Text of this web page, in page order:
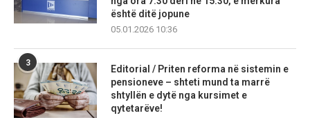
është ditë jopune
05.01.2026 10:36
3
Editorial / Priten reforma në sistemin e
pensioneve – shteti mund ta marrë
shtyllën e dytë nga kursimet e
qytetarëve!